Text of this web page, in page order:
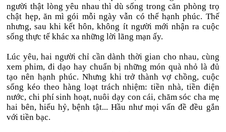
người thật lòng yêu nhau thì dù sống trong căn phòng trọ
chật hẹp, ăn mì gói mỗi ngày vẫn có thể hạnh phúc. Thế
nhưng, sau khi kết hôn, không ít người mới nhận ra cuộc
sống thực tế khác xa những lời lãng mạn ấy.
Lúc yêu, hai người chỉ cần dành thời gian cho nhau, cùng
xem phim, đi dạo hay chuẩn bị những món quà nhỏ là đủ
tạo nên hạnh phúc. Nhưng khi trở thành vợ chồng, cuộc
sống kéo theo hàng loạt trách nhiệm: tiền nhà, tiền điện
nước, chi phí sinh hoạt, nuôi dạy con cái, chăm sóc cha mẹ
hai bên, hiếu hỷ, bệnh tật... Hầu như mọi vấn đề đều gắn
với tiền bạc.